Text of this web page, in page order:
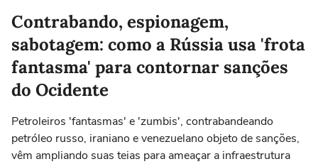
Contrabando, espionagem,
sabotagem: como a Rússia usa 'frota
fantasma' para contornar sanções
do Ocidente
Petroleiros 'fantasmas' e 'zumbis', contrabandeando
petróleo russo, iraniano e venezuelano objeto de sanções,
vêm ampliando suas teias para ameaçar a infraestrutura